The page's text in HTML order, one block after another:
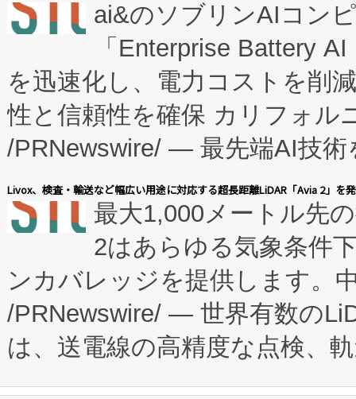
manufacturing™ (FCCM™) プ
たNeXは、バイオ医薬品製造
従来のフェッドバッチ施設の
に、患者やサプライチェーン
キー方式で拡張性が高く、持
す。FCCM‑を活用した現地生
患者にとっての費用負担を大
のアクセスを大幅に拡大する
Fully-Connected Continuous
プログラムには、施設設計・
に関する技術移転および知的
構造化トレーニングカリキュ
ai&のソブリンAIコン
「Enterprise Battery
を迅速化し、電力コストを削
性と信頼性を確保 カリフォル
/PRNewswire/ — 最先端AI技術
会社エーアイ・アンド：本社
President原信平）と、エンタ
ードするVoltaiqは、日本にあ
ーエネルギー貯蔵システム（
た。 Voltaiq独自のAI搭載プラ
定、統合、導入、運用に至る
安全性を追跡し、確保する事
Livox、検査・輸送など幅広い用途に対応する超長距離LiDAR「Avia 2」を
最大1,000メートル先
2はあらゆる気象条件
ンカバレッジを提供します。
/PRNewswire/ — 世界有数の
は、送電線の高精度な点検、
や穀物倉庫におけるバルク材